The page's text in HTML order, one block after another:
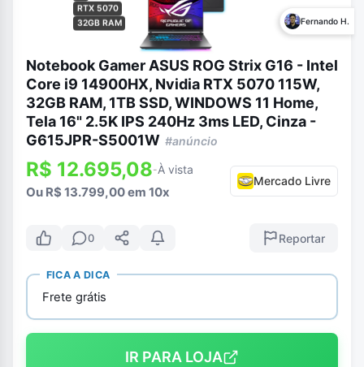
RTX 5070
32GB RAM
Fernando H.
Notebook Gamer ASUS ROG Strix G16 - Intel
Core i9 14900HX, Nvidia RTX 5070 115W,
32GB RAM, 1TB SSD, WINDOWS 11 Home,
Tela 16" 2.5K IPS 240Hz 3ms LED, Cinza -
G615JPR-S5001W #anúncio
R$ 12.695,08-À vista
Ou R$ 13.799,00 em 10x
Mercado Livre
0 Reportar
FICA A DICA
Frete grátis
IR PARA LOJA